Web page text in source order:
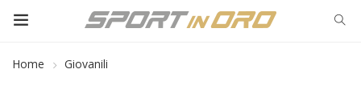
Home Giovanili